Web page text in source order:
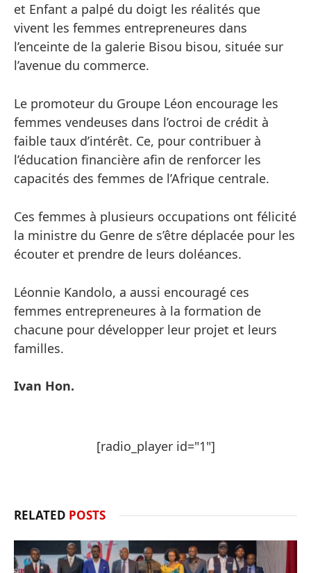
et Enfant a palpé du doigt les réalités que
vivent les femmes entrepreneures dans
l’enceinte de la galerie Bisou bisou, située sur
l’avenue du commerce.
Le promoteur du Groupe Léon encourage les
femmes vendeuses dans l’octroi de crédit à
faible taux d’intérêt. Ce, pour contribuer à
l’éducation financière afin de renforcer les
capacités des femmes de l’Afrique centrale.
Ces femmes à plusieurs occupations ont félicité
la ministre du Genre de s’être déplacée pour les
écouter et prendre de leurs doléances.
Léonnie Kandolo, a aussi encouragé ces
femmes entrepreneures à la formation de
chacune pour développer leur projet et leurs
familles.
Ivan Hon.
[radio_player id="1"]
RELATED POSTS